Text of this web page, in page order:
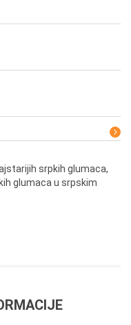
srpkih glumaca,
glumaca u srpskim